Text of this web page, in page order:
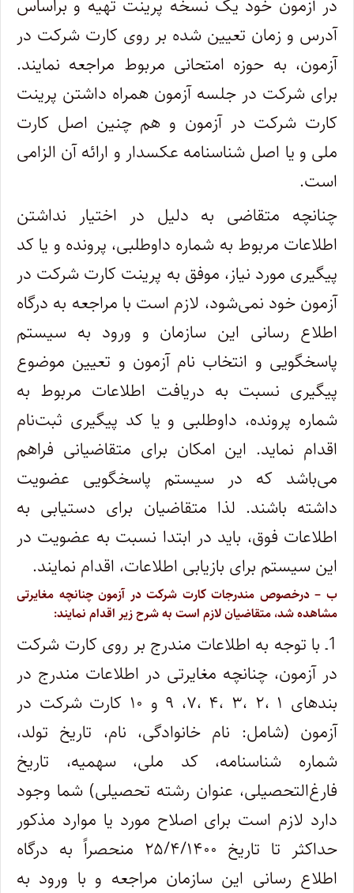
در آزمون خود یک نسخه پرینت تهیه و براساس
آدرس و زمان تعیین شده بر روی کارت شرکت در
آزمون، به حوزه امتحانی مربوط مراجعه نمایند.
برای شرکت در جلسه آزمون همراه داشتن پرینت
کارت شرکت در آزمون و هم چنین اصل کارت
ملی و یا اصل شناسنامه عکسدار و ارائه آن الزامی
است.
چنانچه متقاضی به دلیل در اختیار نداشتن
اطلاعات مربوط به شماره داوطلبی، پرونده و یا کد
پیگیری مورد نیاز، موفق به پرینت کارت شرکت در
آزمون خود نمی‌شود، لازم است با مراجعه به درگاه
اطلاع رسانی این سازمان و ورود به سیستم
پاسخگویی و انتخاب نام آزمون و تعیین موضوع
پیگیری نسبت به دریافت اطلاعات مربوط به
شماره پرونده، داوطلبی و یا کد پیگیری ثبت‌نام
اقدام نماید. این امکان برای متقاضیانی فراهم
می‌باشد که در سیستم پاسخگویی عضویت
داشته باشند. لذا متقاضیان برای دستیابی به
اطلاعات فوق، باید در ابتدا نسبت به عضویت در
این سیستم برای بازیابی اطلاعات، اقدام نمایند.
ب‌ – درخصوص مندرجات کارت شرکت در آزمون چنانچه مغایرتی
مشاهده شد، متقاضیان لازم است به شرح زیر اقدام نمایند:
1ـ با توجه به اطلاعات مندرج بر روی کارت شرکت
در آزمون، چنانچه مغایرتی در اطلاعات مندرج در
بندهای ۱ ،۲ ،۳ ،۴ ،۷، ۹ و ۱۰ کارت شرکت در
آزمون (شامل: نام خانوادگی، نام، تاریخ تولد،
شماره شناسنامه، کد ملی، سهمیه، تاریخ
فارغ‌التحصیلی، عنوان رشته تحصیلی) شما وجود
دارد لازم است برای اصلاح مورد یا موارد مذکور
حداکثر تا تاریخ ۲۵/۴/۱۴۰۰ منحصراً به درگاه
اطلاع رسانی این سازمان مراجعه و با ورود به